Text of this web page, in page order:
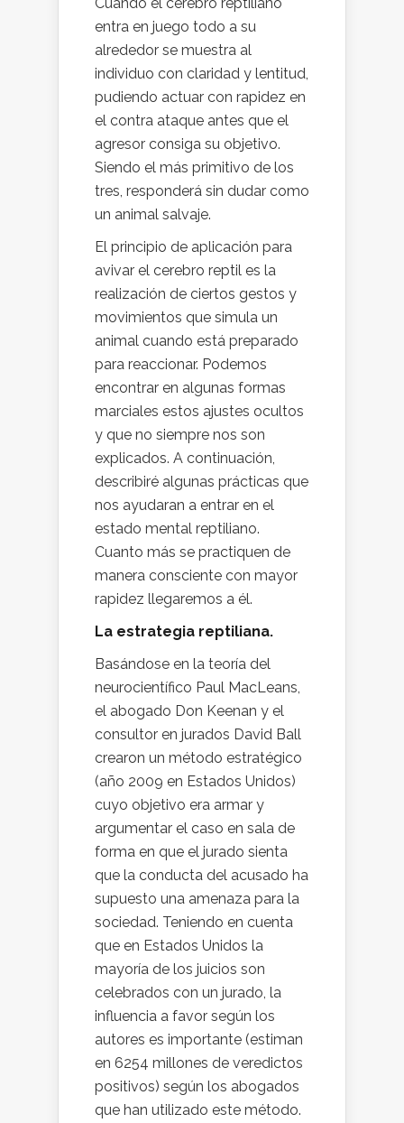
entra en juego todo a su
alrededor se muestra al
individuo con claridad y lentitud,
pudiendo actuar con rapidez en
el contra ataque antes que el
agresor consiga su objetivo.
Siendo el más primitivo de los
tres, responderá sin dudar como
un animal salvaje.
El principio de aplicación para
avivar el cerebro reptil es la
realización de ciertos gestos y
movimientos que simula un
animal cuando está preparado
para reaccionar. Podemos
encontrar en algunas formas
marciales estos ajustes ocultos
y que no siempre nos son
explicados. A continuación,
describiré algunas prácticas que
nos ayudaran a entrar en el
estado mental reptiliano.
Cuanto más se practiquen de
manera consciente con mayor
rapidez llegaremos a él.
La estrategia reptiliana.
Basándose en la teoría del
neurocientífico Paul MacLeans,
el abogado Don Keenan y el
consultor en jurados David Ball
crearon un método estratégico
(año 2009 en Estados Unidos)
cuyo objetivo era armar y
argumentar el caso en sala de
forma en que el jurado sienta
que la conducta del acusado ha
supuesto una amenaza para la
sociedad. Teniendo en cuenta
que en Estados Unidos la
mayoría de los juicios son
celebrados con un jurado, la
influencia a favor según los
autores es importante (estiman
en 6254 millones de veredictos
positivos) según los abogados
que han utilizado este método.